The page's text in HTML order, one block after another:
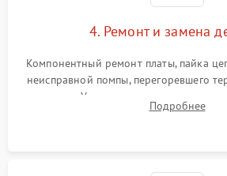
4. Ремонт и замена
Компонентный ремонт платы, пайка
неисправной помпы, перегоревшего
жерновов. Установка новых
ring) и тефлоновых трубок для
Подробнее